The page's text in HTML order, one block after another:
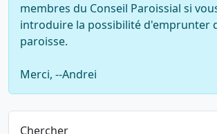
membres du Conseil Paroissial si
introduire la possibilité d'emprunter
paroisse.
Merci, --Andrei
Chercher